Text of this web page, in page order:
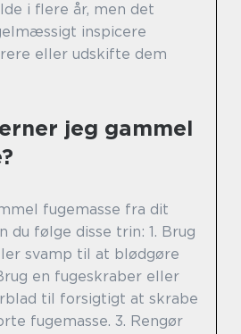
i flere år, men det
inspicere
eller udskifte dem
jeg gammel
fugemasse fra dit
du følge disse trin: 1. Brug
svamp til at blødgøre
en fugeskraber eller
til forsigtigt at skrabe
fugemasse. 3. Rengør